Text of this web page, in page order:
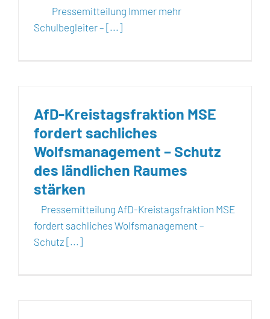
Pressemitteilung Immer mehr
Schulbegleiter – [...]
AfD-Kreistagsfraktion MSE
fordert sachliches
Wolfsmanagement – Schutz
des ländlichen Raumes
stärken
Pressemitteilung AfD-Kreistagsfraktion MSE
fordert sachliches Wolfsmanagement –
Schutz [...]